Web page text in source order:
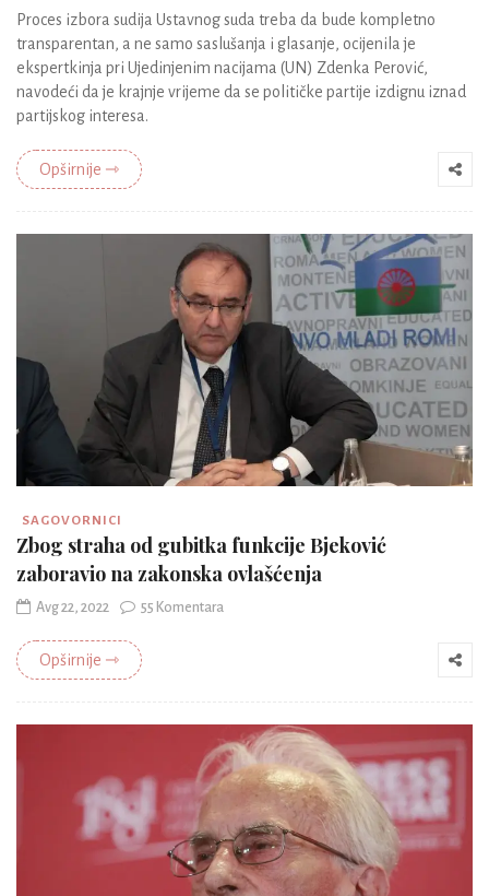
Proces izbora sudija Ustavnog suda treba da bude kompletno
transparentan, a ne samo saslušanja i glasanje, ocijenila je
ekspertkinja pri Ujedinjenim nacijama (UN) Zdenka Perović,
navodeći da je krajnje vrijeme da se političke partije izdignu iznad
partijskog interesa.
Opširnije ⇾
SAGOVORNICI
Zbog straha od gubitka funkcije Bjeković
zaboravio na zakonska ovlašćenja
Avg 22, 2022 55 Komentara
Opširnije ⇾